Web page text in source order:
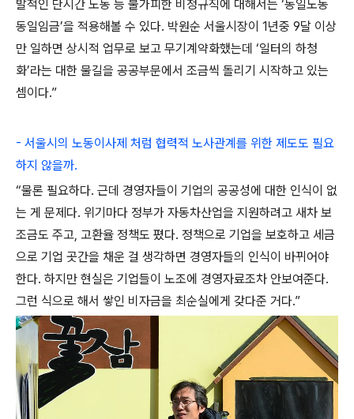
발적인 단시간 노동 등 불가피한 비정규직에 대해서는 ‘동일노동
동일임금’을 적용해볼 수 있다. 박원순 서울시장이 1년중 9달 이상
만 일하면 상시적 업무로 보고 무기계약화했는데 ‘일터의 하청
화’라는 대한 물길을 공공부문에서 조금씩 돌리기 시작하고 있는
셈이다.”
- 서울시의 노동이사제 처럼 협력적 노사관계를 위한 제도도 필요
하지 않을까.
“물론 필요하다. 근데 경영자들이 기업의 공공성에 대한 인식이 없
는 게 문제다. 위기마다 정부가 자동차산업을 지원하려고 새차 보
조금도 주고, 고환율 정책도 폈다. 정책으로 기업을 보호하고 세금
으로 기업 곳간을 채운 걸 생각하면 경영자들의 인식이 바뀌어야
한다. 하지만 현실은 기업들이 노조에 경영자료조차 안보여준다.
그런 식으로 해서 쌓인 비자금을 최순실에게 갖다준 거다.”